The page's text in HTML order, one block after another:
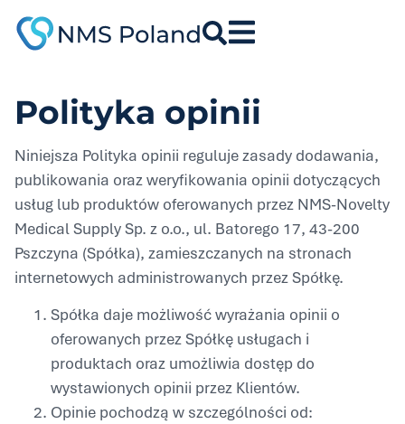
treści
Polityka opinii
Niniejsza Polityka opinii reguluje zasady dodawania,
publikowania oraz weryfikowania opinii dotyczących
usług lub produktów oferowanych przez NMS-Novelty
Medical Supply Sp. z o.o., ul. Batorego 17, 43-200
Pszczyna (Spółka), zamieszczanych na stronach
internetowych administrowanych przez Spółkę.
Spółka daje możliwość wyrażania opinii o
oferowanych przez Spółkę usługach i
produktach oraz umożliwia dostęp do
wystawionych opinii przez Klientów.
Opinie pochodzą w szczególności od: